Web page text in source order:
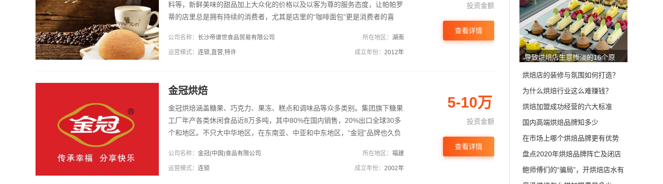
料等，新鲜美味的甜品加上大众化的价格以及以客为尊的服务态度，让帕帕罗
蒂的店里总是拥有持续的消费者，尤其是店里的“咖啡面包”更是消费者的喜
验，在全国更是有多家加盟店，如果您也想加盟这个知名的甜品品牌，就赶快
留言获得详细的加盟资料吧！
公司名称： 长沙帝谱世食品贸易有限公司 所在地区： 湖南
运营模式： 连锁,直营,特许 成立年份： 2012年
投资金额
查看详情
金冠烘焙
金冠烘焙涵盖糖果、巧克力、果冻、糕点和调味品等众多类别。集团旗下糖果
工厂年产各类休闲食品近8万多吨，其中80%在国内销售，20%出口全球30多
个和地区。不只大中华地区，在东南亚、中亚和中东地区，“金冠”品牌也久负
公司名称： 金冠(中国)食品有限公司 所在地区： 福建
运营模式： 连锁 成立年份： 2002年
5-10万
投资金额
查看详情
导致烘焙店生意惨淡的16个原
因？
烘焙店的装修与氛围如何打造？
为什么烘焙行业这么难赚钱？
烘焙加盟成功经营的六大标准
国内高端烘焙品牌知多少
在市场上哪个烘焙品牌更有优势
呢？
盘点2020年烘焙品牌阵亡及闭店
名单
鲍师傅们的“骗局”，开烘焙店水有